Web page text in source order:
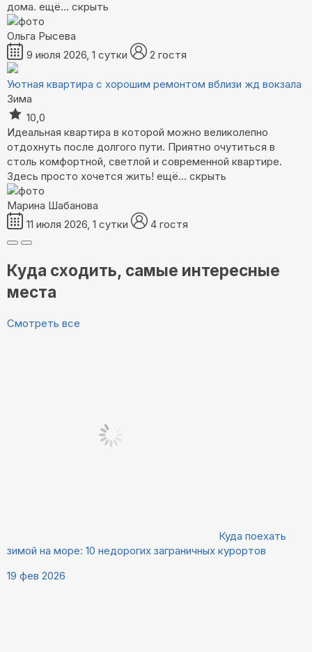
дома. ещё... скрыть
Ольга Рысева
9 июля 2026, 1 сутки
2 гостя
Уютная квартира с хорошим ремонтом вблизи жд вокзала
Зима
10,0
Идеальная квартира в которой можно великолепно
отдохнуть после долгого пути. Приятно очутиться в
столь комфортной, светлой и современной квартире.
Здесь просто хочется жить! ещё... скрыть
Марина Шабанова
11 июля 2026, 1 сутки
4 гостя
Куда сходить, самые интересные
места
Смотреть все
Куда поехать
зимой на море: 10 недорогих заграничных курортов
19 фев 2026